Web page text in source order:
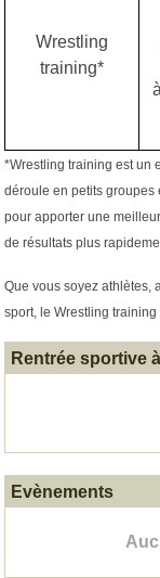
Wrestling
training*
*Wrestling training est un
déroule en petits groupes
pour apporter une
de résultats plus
Que vous soyez athlètes,
sport, le Wrestling
Rentrée sportive
Evènements